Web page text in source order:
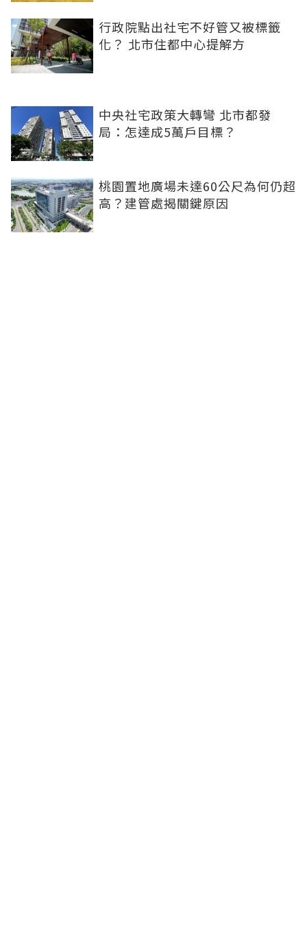
行政院點出社宅不好管又被標籤
化？ 北市住都中心提解方
中央社宅政策大轉彎 北市都發
局：怎達成5萬戶目標？
桃園置地廣場未達60公尺為何仍超
高？建管處揭關鍵原因